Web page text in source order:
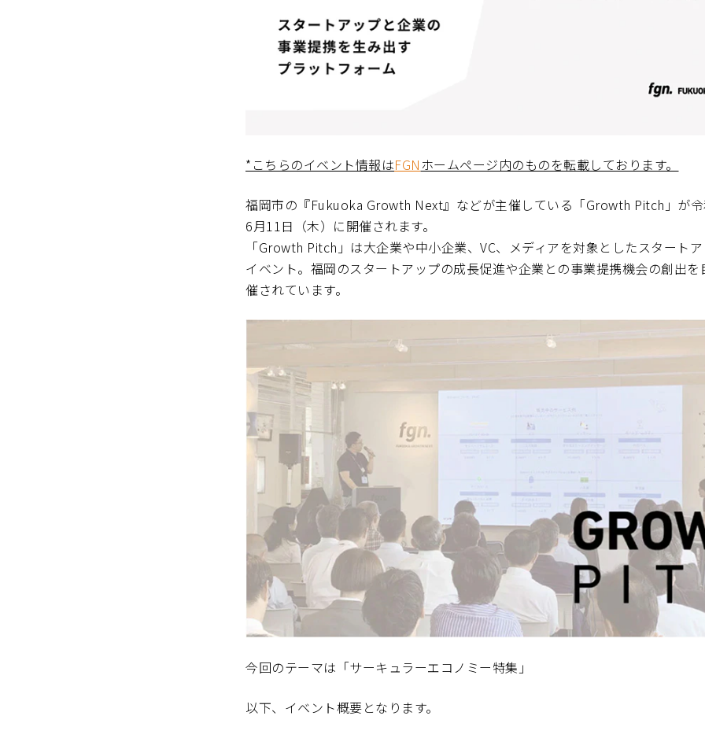
*こちらのイベント情報はFGN ホームページ内のものを転載しております。
福岡市の『Fukuoka Growth Next』などが主催している「Growth Pitch」が
6月11日（木）に開催されます。
「Growth Pitch」は大企業や中小企業、VC、メディアを対象としたスタート
イベント。福岡のスタートアップの成長促進や企業との事業提携機会の創出
催されています。
今回のテーマは「サーキュラーエコノミー特集」
以下、イベント概要となります。